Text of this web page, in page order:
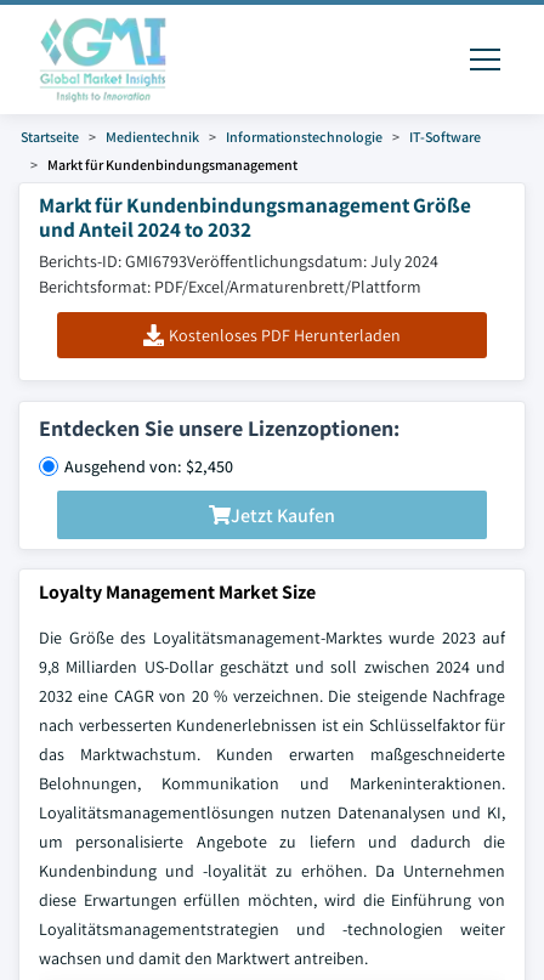
Startseite Medientechnik Informationstechnologie
IT-Software
Markt für Kundenbindungsmanagement
Markt für Kundenbindungsmanagement Größe
und Anteil 2024 to 2032
Berichts-ID: GMI6793Veröffentlichungsdatum: July 2024
Berichtsformat: PDF/Excel/Armaturenbrett/Plattform
Kostenloses PDF Herunterladen
Entdecken Sie unsere Lizenzoptionen:
Ausgehend von: $2,450
Jetzt Kaufen
Loyalty Management Market Size
Die Größe des Loyalitätsmanagement-Marktes wurde 2023 auf
9,8 Milliarden US-Dollar geschätzt und soll zwischen 2024 und
2032 eine CAGR von 20 % verzeichnen. Die steigende Nachfrage
nach verbesserten Kundenerlebnissen ist ein Schlüsselfaktor für
das Marktwachstum. Kunden erwarten maßgeschneiderte
Belohnungen, Kommunikation und Markeninteraktionen.
Loyalitätsmanagementlösungen nutzen Datenanalysen und KI,
um personalisierte Angebote zu liefern und dadurch die
Kundenbindung und -loyalität zu erhöhen. Da Unternehmen
diese Erwartungen erfüllen möchten, wird die Einführung von
Loyalitätsmanagementstrategien und -technologien weiter
wachsen und damit den Marktwert antreiben.